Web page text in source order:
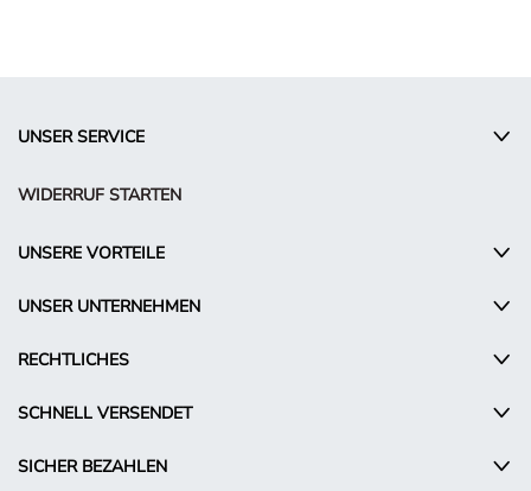
UNSER SERVICE
WIDERRUF STARTEN
UNSERE VORTEILE
UNSER UNTERNEHMEN
RECHTLICHES
SCHNELL VERSENDET
SICHER BEZAHLEN